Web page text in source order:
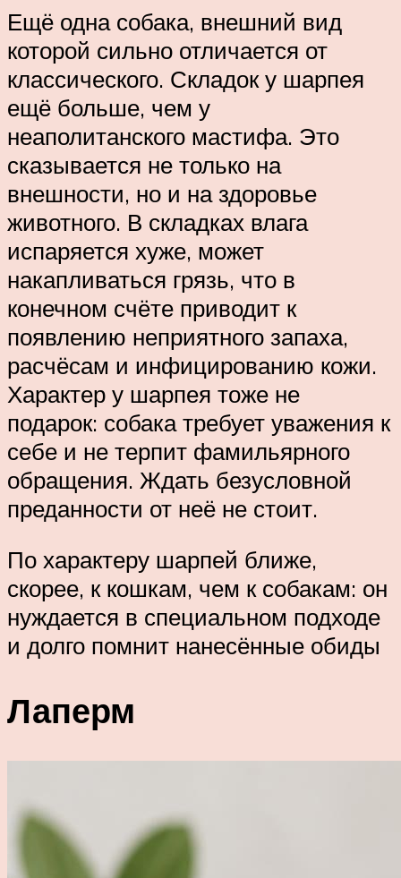
Ещё одна собака, внешний вид
которой сильно отличается от
классического. Складок у шарпея
ещё больше, чем у
неаполитанского мастифа. Это
сказывается не только на
внешности, но и на здоровье
животного. В складках влага
испаряется хуже, может
накапливаться грязь, что в
конечном счёте приводит к
появлению неприятного запаха,
расчёсам и инфицированию кожи.
Характер у шарпея тоже не
подарок: собака требует уважения к
себе и не терпит фамильярного
обращения. Ждать безусловной
преданности от неё не стоит.
По характеру шарпей ближе,
скорее, к кошкам, чем к собакам: он
нуждается в специальном подходе
и долго помнит нанесённые обиды
Лаперм